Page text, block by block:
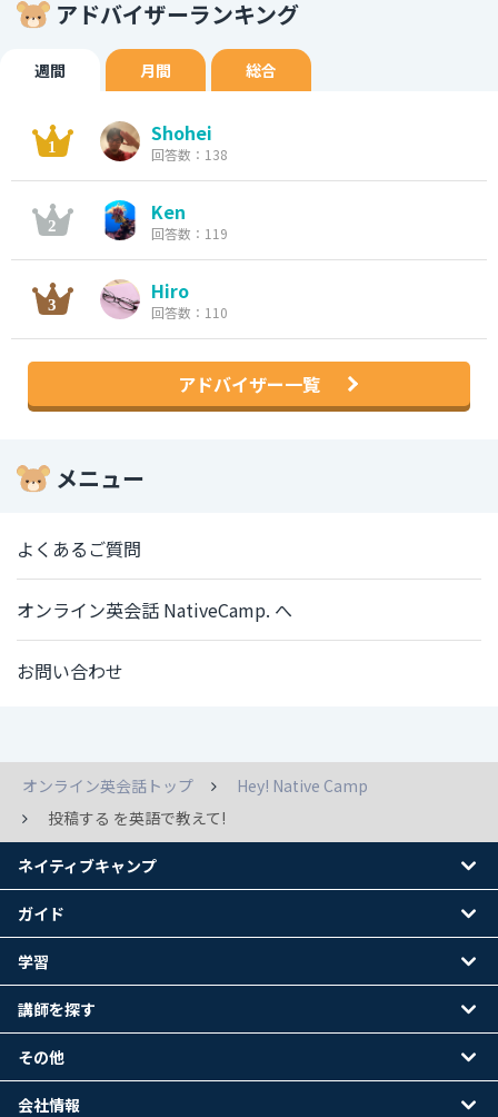
アドバイザーランキング
週間 月間 総合
Shohei
回答数：138
Ken
回答数：119
Hiro
回答数：110
アドバイザー一覧
メニュー
よくあるご質問
オンライン英会話 NativeCamp. へ
お問い合わせ
オンライン英会話トップ
Hey! Native Camp
投稿する を英語で教えて!
ネイティブキャンプ
ガイド
学習
講師を探す
その他
会社情報